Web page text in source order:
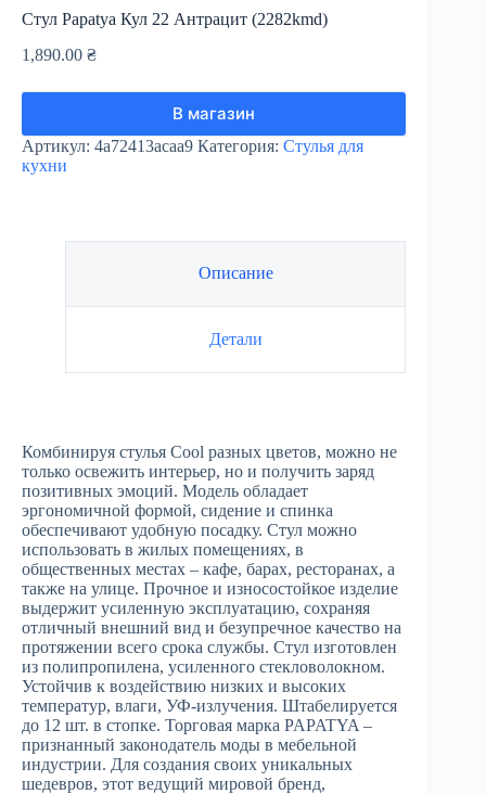
Стул Papatya Кул 22 Антрацит (2282kmd)
1,890.00 ₴
В магазин
Артикул: 4a72413acaa9 Категория: Стулья для
кухни
Описание
Детали
Комбинируя стулья Cool разных цветов, можно не
только освежить интерьер, но и получить заряд
позитивных эмоций. Модель обладает
эргономичной формой, сидение и спинка
обеспечивают удобную посадку. Стул можно
использовать в жилых помещениях, в
общественных местах – кафе, барах, ресторанах, а
также на улице. Прочное и износостойкое изделие
выдержит усиленную эксплуатацию, сохраняя
отличный внешний вид и безупречное качество на
протяжении всего срока службы. Стул изготовлен
из полипропилена, усиленного стекловолокном.
Устойчив к воздействию низких и высоких
температур, влаги, УФ-излучения. Штабелируется
до 12 шт. в стопке. Торговая марка PAPATYA –
признанный законодатель моды в мебельной
индустрии. Для создания своих уникальных
шедевров, этот ведущий мировой бренд,